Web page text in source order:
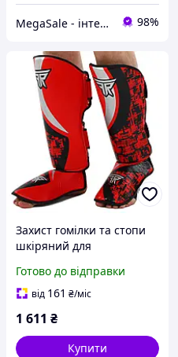
MegaSale - інтернет-супермаркет 98%
Захист гомілки та стопи
шкіряний для
Fistrage 4469 розмір S
Red-Black
Готово до відправки
від 161 ₴/міс
1 611 ₴
Купити